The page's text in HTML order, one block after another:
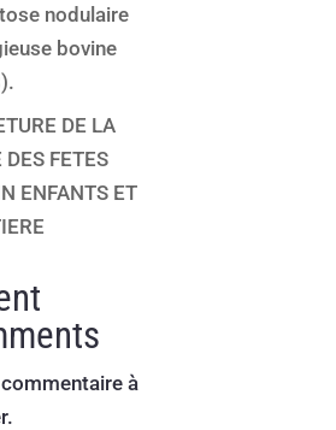
nodulaire
bovine
DE LA
DES FETES
ENFANTS ET
à